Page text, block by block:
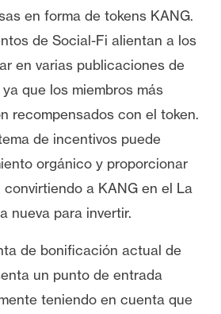
en forma de tokens KANG.
de Social-Fi alientan a los
en varias publicaciones de
que los miembros más
recompensados ​​con el token.
de incentivos puede
orgánico y proporcionar
a KANG en el La
nueva para invertir.
de bonificación actual de
un punto de entrada
teniendo en cuenta que